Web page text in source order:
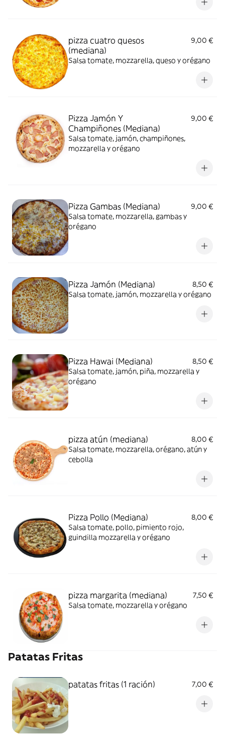
pizza cuatro quesos
(mediana)
9,00 €
Salsa tomate, mozzarella, queso y orégano
Pizza Jamón Y
Champiñones (Mediana)
9,00 €
Salsa tomate, jamón, champiñones,
mozzarella y orégano
Pizza Gambas (Mediana)
9,00 €
Salsa tomate, mozzarella, gambas y
orégano
Pizza Jamón (Mediana)
8,50 €
Salsa tomate, jamón, mozzarella y orégano
Pizza Hawai (Mediana)
8,50 €
Salsa tomate, jamón, piña, mozzarella y
orégano
pizza atún (mediana)
8,00 €
Salsa tomate, mozzarella, orégano, atún y
cebolla
Pizza Pollo (Mediana)
8,00 €
Salsa tomate, pollo, pimiento rojo,
guindilla mozzarella y orégano
pizza margarita (mediana)
7,50 €
Salsa tomate, mozzarella y orégano
Patatas Fritas
patatas fritas (1 ración) 7,00 €